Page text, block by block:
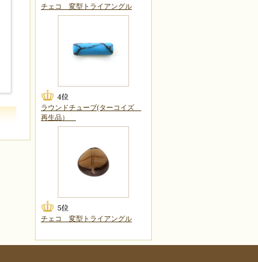
チェコ 変型トライアングル
ラウンドチューブ(ターコイズ
再生品）
チェコ 変型トライアングル